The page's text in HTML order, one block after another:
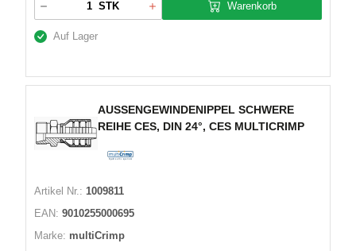
STK Warenkorb
Auf Lager
AUSSENGEWINDENIPPEL SCHWERE
REIHE CES, DIN 24°, CES MULTICRIMP
Artikel Nr.: 1009811
EAN: 9010255000695
Marke: multiCrimp